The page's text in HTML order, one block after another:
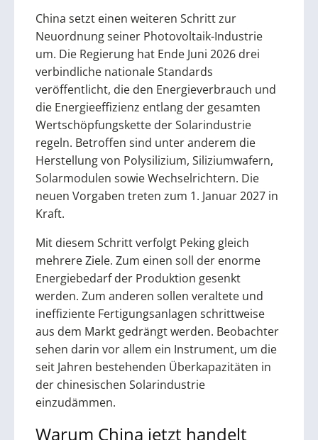
China setzt einen weiteren Schritt zur
Neuordnung seiner Photovoltaik-Industrie
um. Die Regierung hat Ende Juni 2026 drei
verbindliche nationale Standards
veröffentlicht, die den Energieverbrauch und
die Energieeffizienz entlang der gesamten
Wertschöpfungskette der Solarindustrie
regeln. Betroffen sind unter anderem die
Herstellung von Polysilizium, Siliziumwafern,
Solarmodulen sowie Wechselrichtern. Die
neuen Vorgaben treten zum 1. Januar 2027 in
Kraft.
Mit diesem Schritt verfolgt Peking gleich
mehrere Ziele. Zum einen soll der enorme
Energiebedarf der Produktion gesenkt
werden. Zum anderen sollen veraltete und
ineffiziente Fertigungsanlagen schrittweise
aus dem Markt gedrängt werden. Beobachter
sehen darin vor allem ein Instrument, um die
seit Jahren bestehenden Überkapazitäten in
der chinesischen Solarindustrie
einzudämmen.
Warum China jetzt handelt